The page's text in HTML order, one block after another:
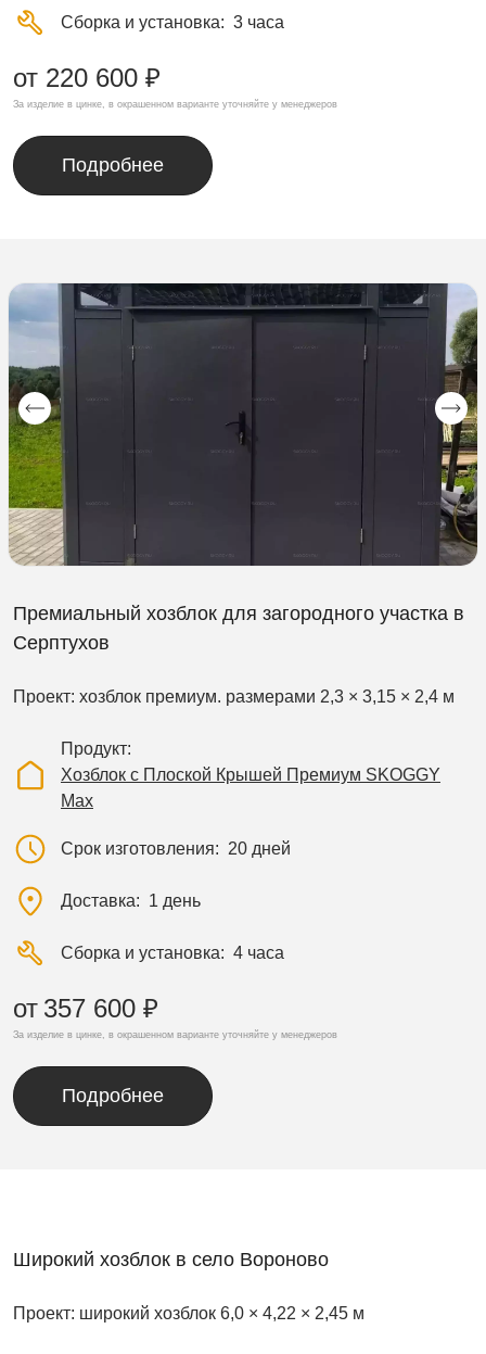
Сборка и установка 3 часа
от 220 600 ₽
За изделие в цинке, в окрашенном варианте уточняйте у менеджеров
Подробнее
Премиальный хозблок для загородного участка в
Серптухов
Проект: хозблок премиум. размерами 2,3 × 3,15 × 2,4 м
Продукт
Хозблок с Плоской Крышей Премиум SKOGGY
Max
Срок изготовления 20 дней
Доставка 1 день
Сборка и установка 4 часа
от 357 600 ₽
За изделие в цинке, в окрашенном варианте уточняйте у менеджеров
Подробнее
Широкий хозблок в село Вороново
Проект: широкий хозблок 6,0 × 4,22 × 2,45 м